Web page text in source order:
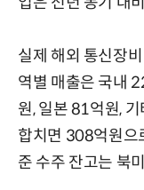
실제 해외 통신장
역별 매출은 국내
원, 일본 81억원,
합치면 308억원으
준 수주 잔고는 북